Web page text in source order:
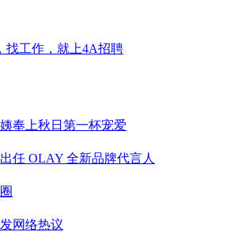
找工作，就上4A招聘
奉上秋日第一杯宠爱
任 OLAY 全新品牌代言人
网络热议